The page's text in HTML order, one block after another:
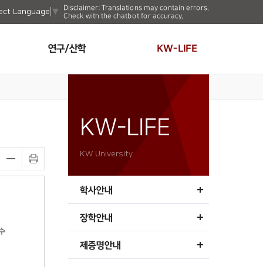
Language ▼
Disclaimer: Translations may contain errors.
Check with the chatbot for accuracy.
연구/산학 KW-LIFE
KW-LIFE
KW University
학사안내
장학안내
제증명안내